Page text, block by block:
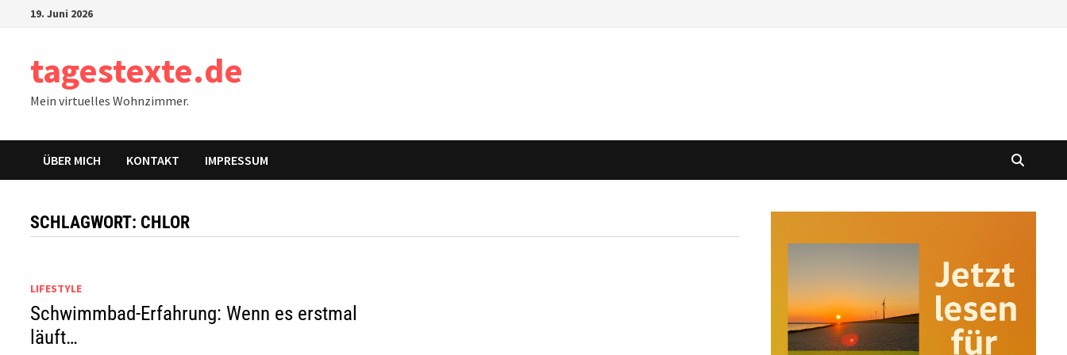
19. Juni 2026
tagestexte.de
Mein virtuelles Wohnzimmer.
ÜBER MICH KONTAKT IMPRESSUM
SCHLAGWORT: CHLOR
LIFESTYLE
Schwimmbad-Erfahrung: Wenn es erstmal
läuft…